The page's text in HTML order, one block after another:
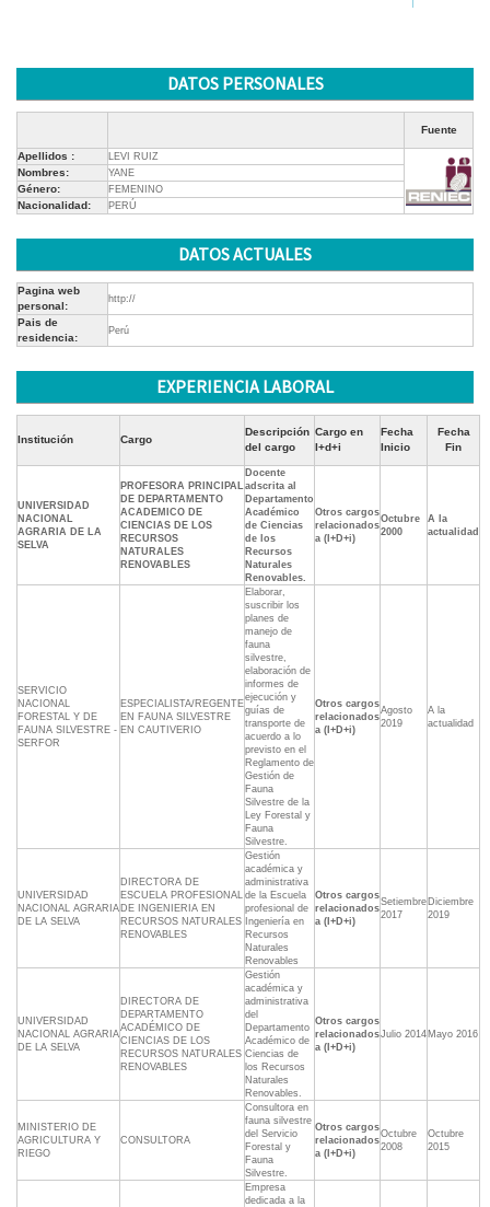
DATOS PERSONALES
Fuente
Apellidos : LEVI RUIZ
Nombres: YANE
Género: FEMENINO
Nacionalidad: PERÚ
DATOS ACTUALES
Pagina web
personal:
http://
Pais de
residencia:
Perú
EXPERIENCIA LABORAL
Institución Cargo
Descripción
del cargo
Cargo en
I+d+i
Fecha
Inicio
Fecha
Fin
UNIVERSIDAD
NACIONAL
AGRARIA DE LA
SELVA
PROFESORA PRINCIPAL
DE DEPARTAMENTO
ACADEMICO DE
CIENCIAS DE LOS
RECURSOS
NATURALES
RENOVABLES
Docente
adscrita al
Departamento
Académico
de Ciencias
de los
Recursos
Naturales
Renovables.
Otros cargos
relacionados
a (I+D+i)
Octubre
2000
A la
actualidad
SERVICIO
NACIONAL
FORESTAL Y DE
FAUNA SILVESTRE -
SERFOR
ESPECIALISTA/REGENTE
EN FAUNA SILVESTRE
EN CAUTIVERIO
Elaborar,
suscribir los
planes de
manejo de
fauna
silvestre,
elaboración de
informes de
ejecución y
guías de
transporte de
acuerdo a lo
previsto en el
Reglamento de
Gestión de
Fauna
Silvestre de la
Ley Forestal y
Fauna
Silvestre.
Otros cargos
relacionados
a (I+D+i)
Agosto
2019
A la
actualidad
UNIVERSIDAD
NACIONAL AGRARIA
DE LA SELVA
DIRECTORA DE
ESCUELA PROFESIONAL
DE INGENIERIA EN
RECURSOS NATURALES
RENOVABLES
Gestión
académica y
administrativa
de la Escuela
profesional de
Ingeniería en
Recursos
Naturales
Renovables
Otros cargos
relacionados
a (I+D+i)
Setiembre
2017
Diciembre
2019
UNIVERSIDAD
NACIONAL AGRARIA
DE LA SELVA
DIRECTORA DE
DEPARTAMENTO
ACADÉMICO DE
CIENCIAS DE LOS
RECURSOS NATURALES
RENOVABLES
Gestión
académica y
administrativa
del
Departamento
Académico de
Ciencias de
los Recursos
Naturales
Renovables.
Otros cargos
relacionados
a (I+D+i)
Julio 2014 Mayo 2016
MINISTERIO DE
AGRICULTURA Y
RIEGO
CONSULTORA
Consultora en
fauna silvestre
del Servicio
Forestal y
Fauna
Silvestre.
Otros cargos
relacionados
a (I+D+i)
Octubre
2008
Octubre
2015
Empresa
dedicada a la